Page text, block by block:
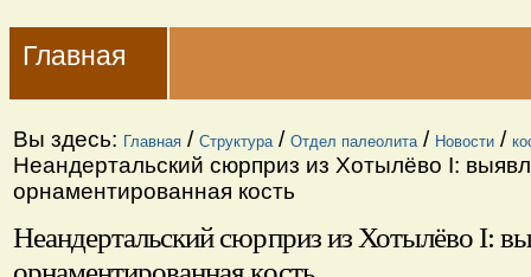
Перейти
навигации
поиск
Navigation
Главная
Вы здесь: Главная / Структура / Отдел палеолита / Новости /
Неандертальский сюрприз из Хотылёво I:
орнаментированная кость
Неандертальский сюрприз из Хотылёво I: